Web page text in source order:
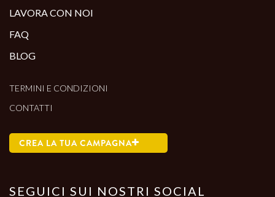
LAVORA CON NOI
FAQ
BLOG
TERMINI E CONDIZIONI
CONTATTI
CREA LA TUA CAMPAGNA
SEGUICI SUI NOSTRI SOCIAL